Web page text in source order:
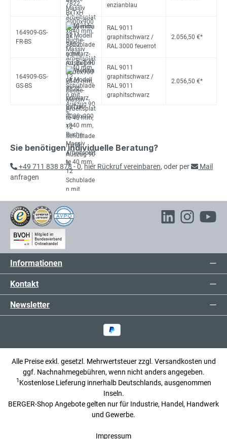
enzianblau
164909-GS-
FR-BS
RAL 9011
graphitschwarz /
RAL 3000 feuerrot
2.056,50 €*
164909-GS-
GS-BS
RAL 9011
graphitschwarz /
RAL 9011
graphitschwarz
2.056,50 €*
Sie benötigen individuelle Beratung?
+49 711 838 878 - 0,hier Rückruf vereinbaren, oder per
Mail
anfragen
Informationen
Kontakt
Newsletter
Alle Preise exkl. gesetzl. Mehrwertsteuer zzgl. Versandkosten und
ggf. Nachnahmegebühren, wenn nicht anders angegeben.
1 Kostenlose Lieferung innerhalb Deutschlands, ausgenommen
Inseln.
BERGER-Shop Angebote gelten nur für Industrie, Handel, Handwerk
und Gewerbe.
Impressum